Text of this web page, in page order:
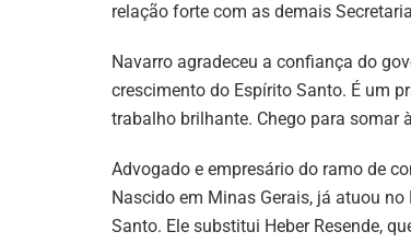
relação forte com as demais
Navarro agradeceu a confiança do
crescimento do Espírito Santo. É um
trabalho brilhante. Chego para somar
Advogado e empresário do ramo de
Nascido em Minas Gerais, já atuou
Santo. Ele substitui Heber Resende,